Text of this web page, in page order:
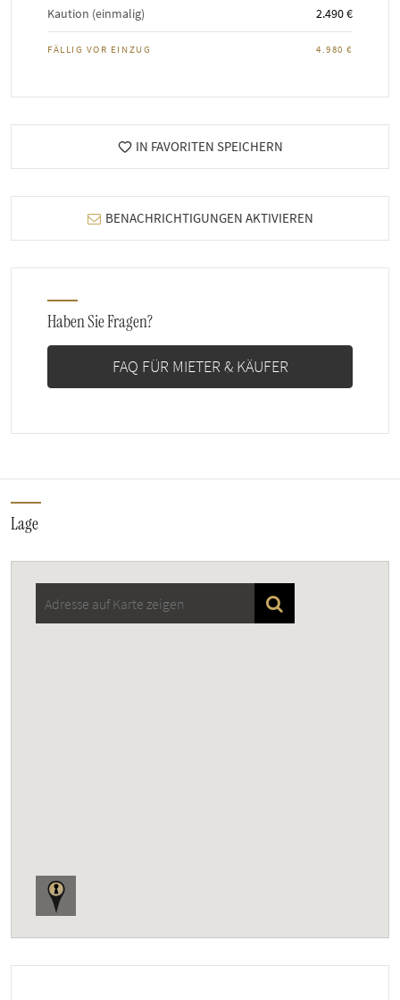
Kaution (einmalig)
2.490 €
FÄLLIG VOR EINZUG 4.980 €
IN FAVORITEN SPEICHERN
BENACHRICHTIGUNGEN AKTIVIEREN
Haben Sie Fragen?
FAQ FÜR MIETER & KÄUFER
Lage